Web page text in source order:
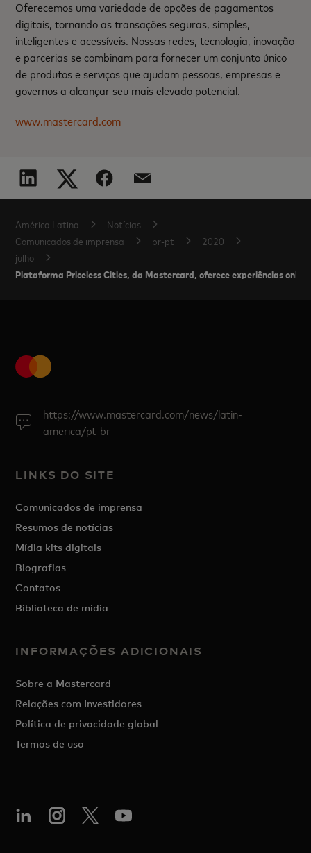
Oferecemos uma variedade de opções de pagamentos
digitais, tornando as transações seguras, simples,
inteligentes e acessíveis. Nossas redes, tecnologia, inovação
e parcerias se combinam para fornecer um conjunto único
de produtos e serviços que ajudam pessoas, empresas e
governos a alcançar seu mais elevado potencial.
www.mastercard.com
América Latina
Notícias
Comunicados de imprensa
pr-pt
2020
julho
Plataforma Priceless Cities, da Mastercard, oferece experiências
https://www.mastercard.com/news/latin-
america/pt-br
LINKS DO SITE
Comunicados de imprensa
Resumos de notícias
Mídia kits digitais
Biografias
Contatos
Biblioteca de mídia
INFORMAÇÕES ADICIONAIS
Sobre a Mastercard
Relações com Investidores
Política de privacidade global
Termos de uso